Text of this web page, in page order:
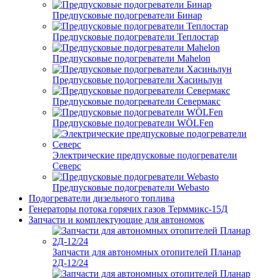
Предпусковые подогреватели Бинар
Предпусковые подогреватели Теплостар
Предпусковые подогреватели Mahelon
Предпусковые подогреватели Хасиньлун
Предпусковые подогреватели Севермакс
Предпусковые подогреватели WÖLFen
Электрические предпусковые подогреватели
Северс
Предпусковые подогреватели Webasto
Подогреватели дизельного топлива
Генераторы потока горячих газов Терммикс-15Д
Запчасти и комплектующие для автономок
Запчасти для автономных отопителей Планар
2Д-12/24